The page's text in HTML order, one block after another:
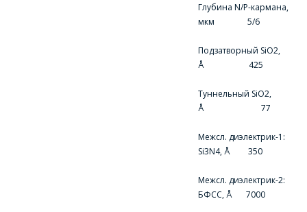
Глубина N/P-кармана,
мкм 5/6
Подзатворный SiO2,
Å 425
Туннельный SiO2,
Å 77
Межсл. диэлектрик-1:
Si3N4, Å 350
Межсл. диэлектрик-2:
БФСС, Å 7000